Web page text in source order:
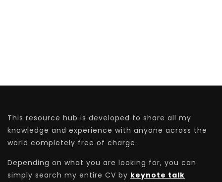
This resource hub is developed to share all my
knowledge and experience with anyone across the
world completely free of charge.
Depending on what you are looking for, you can
simply search my entire CV by keynote talk